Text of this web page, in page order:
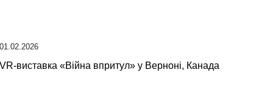
01.02.2026
VR-виставка «Війна впритул» у Верноні, Канада